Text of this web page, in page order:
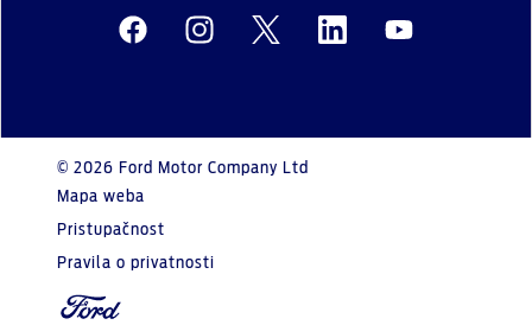
© 2026 Ford Motor Company Ltd
Mapa weba
Pristupačnost
Pravila o privatnosti